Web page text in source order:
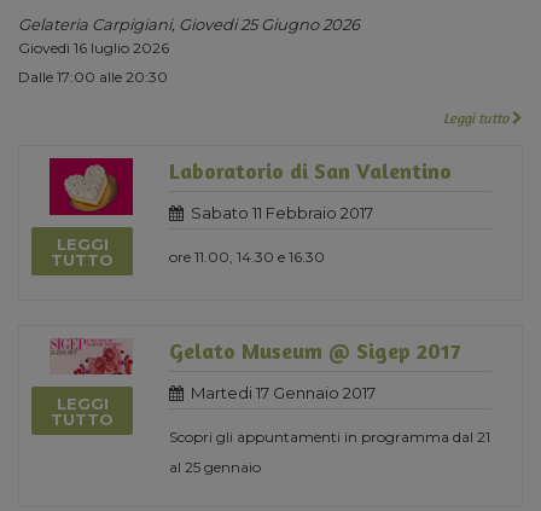
Gelateria Carpigiani, Giovedi 25 Giugno 2026
Giovedì 16 luglio 2026
Dalle 17:00 alle 20:30
Leggi tutto
LEGGI
TUTTO
Laboratorio di San Valentino
Sabato 11 Febbraio 2017
ore 11.00, 14.30 e 16.30
LEGGI
TUTTO
Gelato Museum @ Sigep 2017
Martedi 17 Gennaio 2017
Scopri gli appuntamenti in programma dal 21
al 25 gennaio